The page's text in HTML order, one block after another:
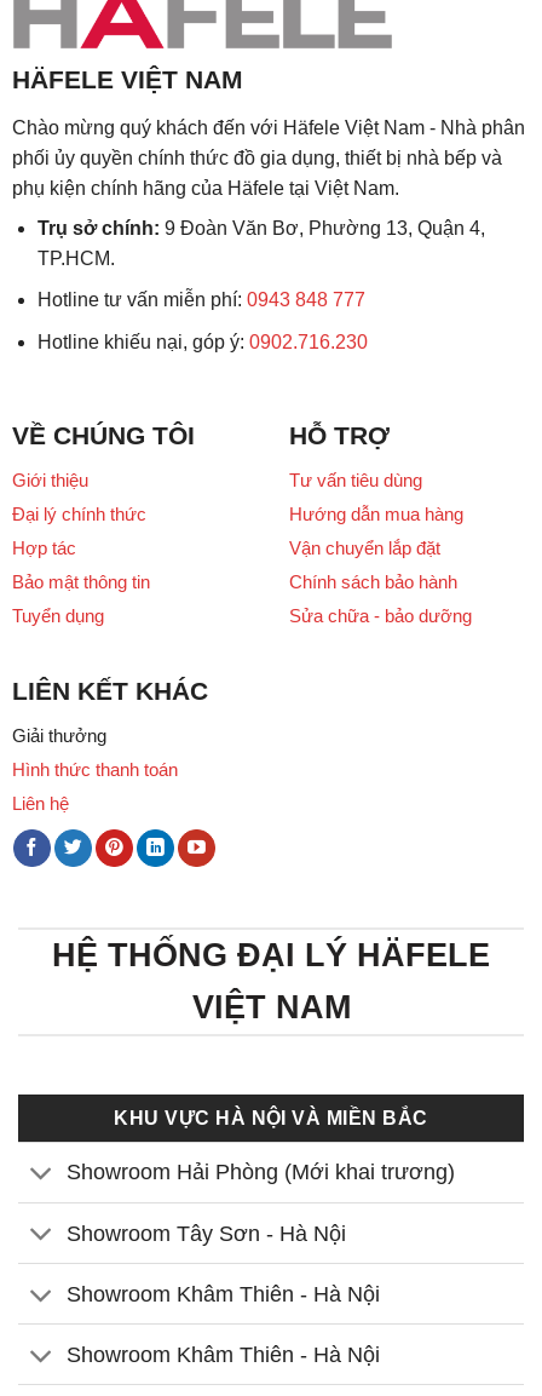
HÄFELE VIỆT NAM
Chào mừng quý khách đến với Häfele Việt Nam - Nhà phân
phối ủy quyền chính thức đồ gia dụng, thiết bị nhà bếp và
phụ kiện chính hãng của Häfele tại Việt Nam.
Trụ sở chính: 9 Đoàn Văn Bơ, Phường 13, Quận 4,
TP.HCM.
Hotline tư vấn miễn phí: 0943 848 777
Hotline khiếu nại, góp ý: 0902.716.230
VỀ CHÚNG TÔI
Giới thiệu
Đại lý chính thức
Hợp tác
Bảo mật thông tin
Tuyển dụng
HỖ TRỢ
Tư vấn tiêu dùng
Hướng dẫn mua hàng
Vận chuyển lắp đặt
Chính sách bảo hành
Sửa chữa - bảo dưỡng
LIÊN KẾT KHÁC
Giải thưởng
Hình thức thanh toán
Liên hệ
HỆ THỐNG ĐẠI LÝ HÄFELE
VIỆT NAM
KHU VỰC HÀ NỘI VÀ MIỀN BẮC
Showroom Hải Phòng (Mới khai trương)
Showroom Tây Sơn - Hà Nội
Showroom Khâm Thiên - Hà Nội
Showroom Khâm Thiên - Hà Nội